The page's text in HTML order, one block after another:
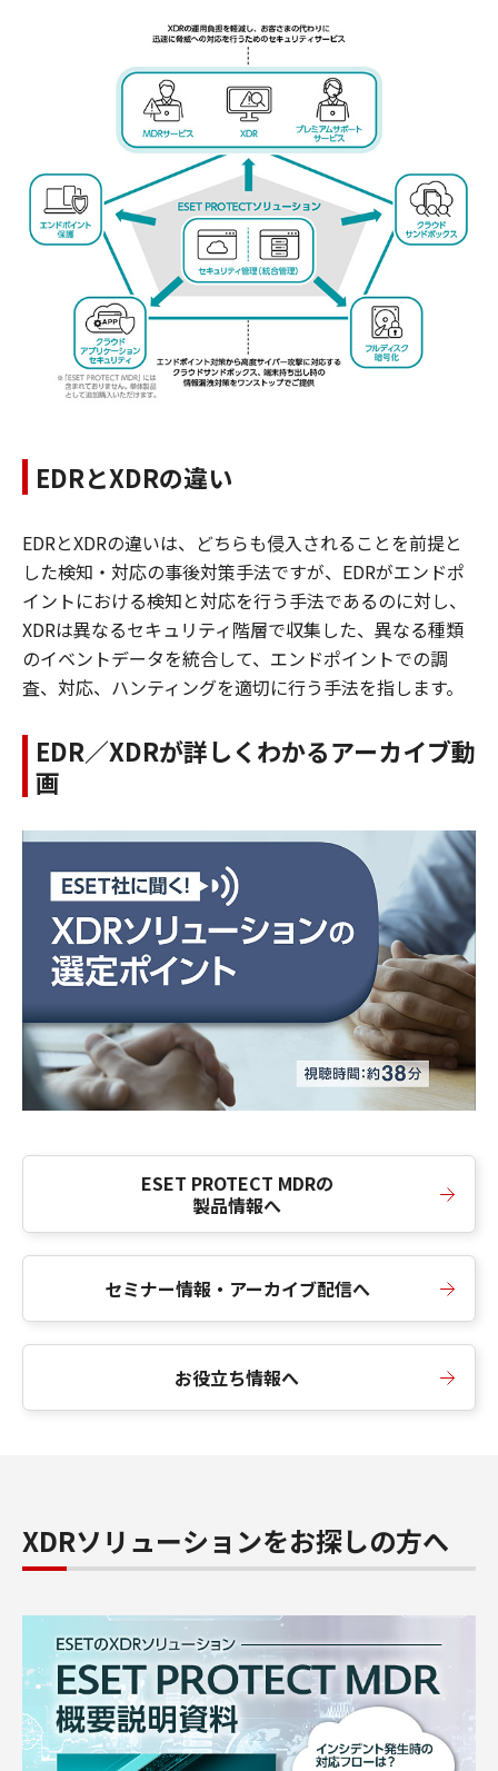
EDRとXDRの違い
EDRとXDRの違いは、どちらも侵入されることを前提と
した検知・対応の事後対策手法ですが、EDRがエンドポ
イントにおける検知と対応を行う手法であるのに対し、
XDRは異なるセキュリティ階層で収集した、異なる種類
のイベントデータを統合して、エンドポイントでの調
査、対応、ハンティングを適切に行う手法を指します。
EDR／XDRが詳しくわかるアーカイブ動
画
ESET PROTECT MDRの
製品情報へ
セミナー情報・アーカイブ配信へ
お役立ち情報へ
XDRソリューションをお探しの方へ